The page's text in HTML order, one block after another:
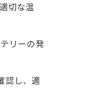
切な温
リーの発
認し、適